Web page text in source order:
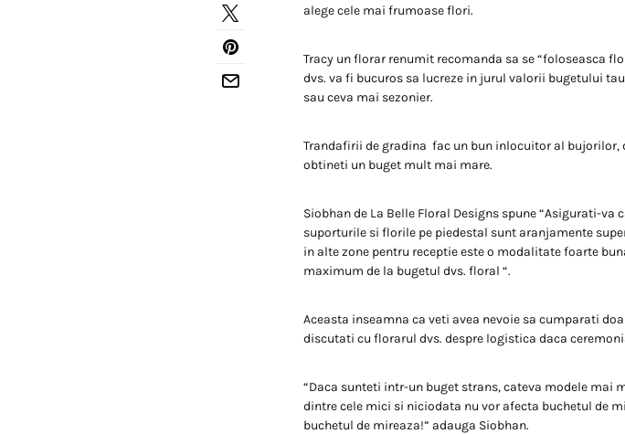
alege cele mai frumoase flori.
Tracy un florar renumit recomanda sa se “foloseasca
dvs. va fi bucuros sa lucreze in jurul valorii bugetului
sau ceva mai sezonier.
Trandafirii de gradina fac un bun inlocuitor al bujorilor,
obtineti un buget mult mai mare.
Siobhan de La Belle Floral Designs spune “Asigurati-
suporturile si florile pe piedestal sunt aranjamente
in alte zone pentru receptie este o modalitate foarte
maximum de la bugetul dvs. floral “.
Aceasta inseamna ca veti avea nevoie sa cumparati
discutati cu florarul dvs. despre logistica daca
“Daca sunteti intr-un buget strans, cateva modele
dintre cele mici si niciodata nu vor afecta buchetul de
buchetul de mireaza!” adauga Siobhan.